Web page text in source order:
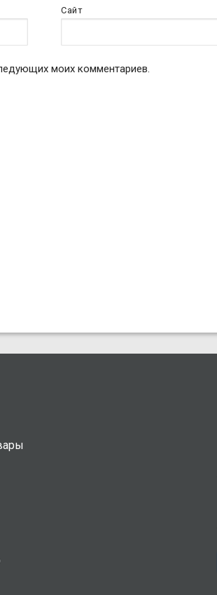
Сайт
моих комментариев.